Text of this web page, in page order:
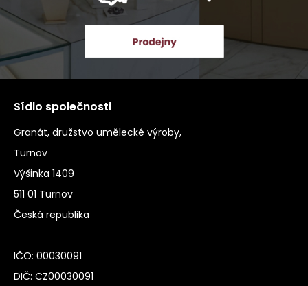
Sídlo společnosti
Granát, družstvo umělecké výroby,
Turnov
Výšinka 1409
511 01 Turnov
Česká republika
IČO: 00030091
DIČ: CZ00030091